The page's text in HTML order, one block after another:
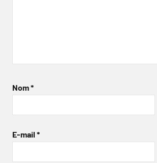
Nom*
E-mail *